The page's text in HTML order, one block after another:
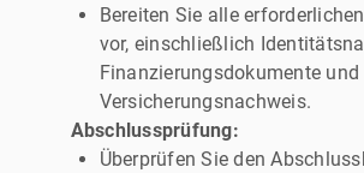
Bereiten Sie alle
vor, einschließlich
Finanzierungsdokumente und
Versicherungsnachweis.
Abschlussprüfung:
Überprüfen Sie den